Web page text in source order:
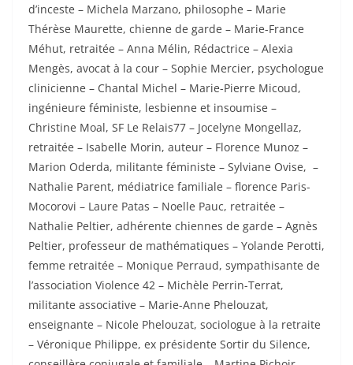
d’inceste – Michela Marzano, philosophe – Marie
Thérèse Maurette, chienne de garde – Marie-France
Méhut, retraitée – Anna Mélin, Rédactrice – Alexia
Mengès, avocat à la cour – Sophie Mercier, psychologue
clinicienne – Chantal Michel – Marie-Pierre Micoud,
ingénieure féministe, lesbienne et insoumise –
Christine Moal, SF Le Relais77 – Jocelyne Mongellaz,
retraitée – Isabelle Morin, auteur – Florence Munoz –
Marion Oderda, militante féministe – Sylviane Ovise, –
Nathalie Parent, médiatrice familiale – florence Paris-
Mocorovi – Laure Patas – Noelle Pauc, retraitée –
Nathalie Peltier, adhérente chiennes de garde – Agnès
Peltier, professeur de mathématiques – Yolande Perotti,
femme retraitée – Monique Perraud, sympathisante de
l’association Violence 42 – Michèle Perrin-Terrat,
militante associative – Marie-Anne Phelouzat,
enseignante – Nicole Phelouzat, sociologue à la retraite
– Véronique Philippe, ex présidente Sortir du Silence,